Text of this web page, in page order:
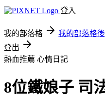
登入
我的部落格 我的部落格
登出
熱血推薦 心情日記
8位鐵娘子 司